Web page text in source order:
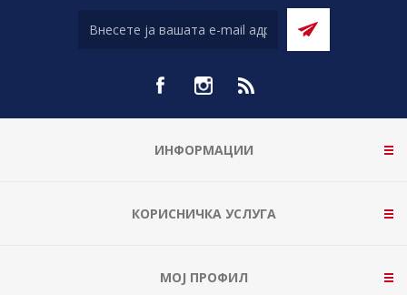
ИНФОРМАЦИИ
КОРИСНИЧКА УСЛУГА
МОЈ ПРОФИЛ